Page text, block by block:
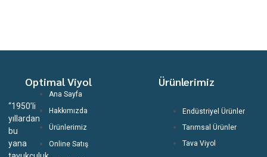
“1950’li
yıllardan
bu
yana
Optimal Viyol
Ana Sayfa
Hakkımızda
Ürünlerimiz
Online Satış
Ürünlerimiz
Endüstriyel Ürünler
Tarımsal Ürünler
Tava Viyol